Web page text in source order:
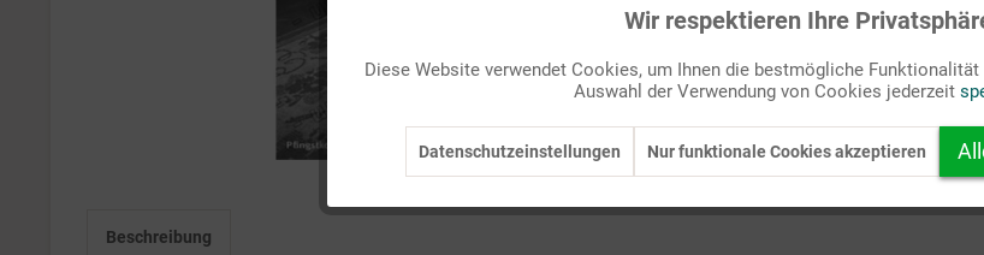
Auf Ihren Merkzettel
Beschreibung
Wir respektieren Ihre
Diese Website verwendet Cookies, um Ihnen die bestmögliche
Auswahl der Verwendung von Cookies jederzeit
Datenschutzeinstellungen Nur funktionale Cookies akzeptieren